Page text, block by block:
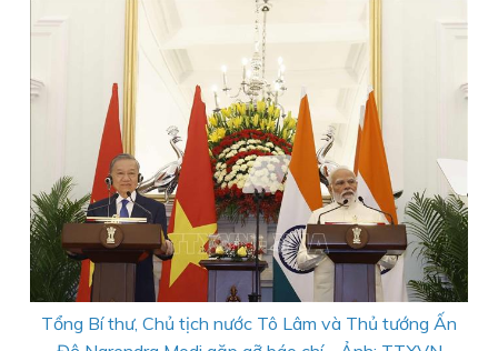
Tổng Bí thư, Chủ tịch nước Tô Lâm và Thủ tướng Ấn